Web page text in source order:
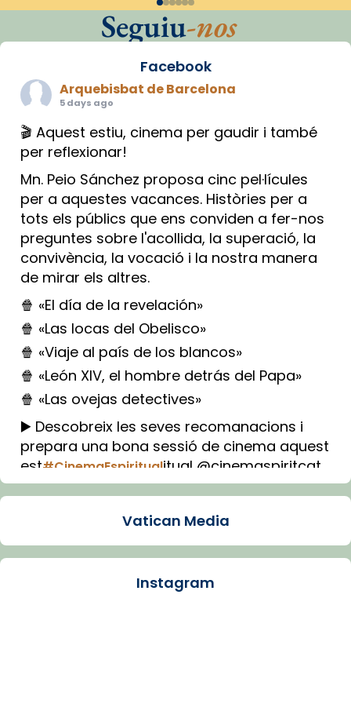
Seguiu-nos
Facebook
Arquebisbat de Barcelona
5 days ago
🎬 Aquest estiu, cinema per gaudir i també
per reflexionar!
Mn. Peio Sánchez proposa cinc pel·lícules
per a aquestes vacances. Històries per a
tots els públics que ens conviden a fer-nos
preguntes sobre l'acollida, la superació, la
convivència, la vocació i la nostra manera
de mirar els altres.
🍿 «El día de la revelación»
🍿 «Las locas del Obelisco»
🍿 «Viaje al país de los blancos»
🍿 «León XIV, el hombre detrás del Papa»
🍿 «Las ovejas detectives»
▶️ Descobreix les seves recomanacions i
prepara una bona sessió de cinema aquest
est#CinemaEspiritualitual @cinemaspiritcat
Imatge: Generada amb IA (OpenAI)
Arquebisbat de Barcelona
Vatican Media
Instagram